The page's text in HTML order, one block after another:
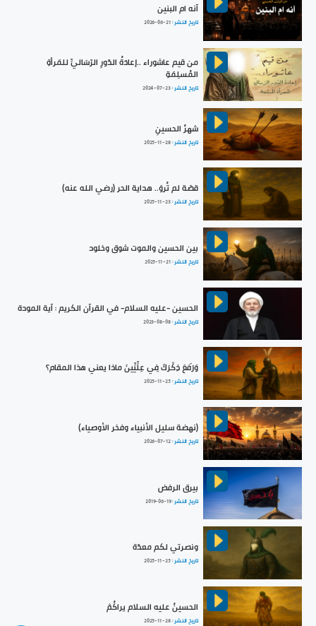
آنه ام البنين
تاريخ النشر :2026-06-21
من قيم عاشوراء ..إعادَةُ الدّورِ الرّسَاليِّ للمَرأةِ
المُسلِمَةِ
تاريخ النشر :2024-07-23
شهرُ الحسينِ
تاريخ النشر :2025-11-28
قصّة لم تُروَ.. هداية الحر (رضي الله عنه)
تاريخ النشر :2025-11-23
بين الحسين والموت شوق وخلود
تاريخ النشر :2025-11-21
الحسين -عليه السلام- في القرآن الكريم : آية المودة
تاريخ النشر :2023-08-08
وَرَفَعَ ذِكْرَكَ فِي عِلِّيِّينَ ماذا يعني هذا المقام؟
تاريخ النشر :2025-11-25
(نهضة سليل الأنبياء وفخر الأوصياء)
تاريخ النشر :2026-07-12
بيرق الرفض
تاريخ النشر :2019-06-19
ونصرتي لكم معدّة
تاريخ النشر :2025-11-25
الحسينُ عليه السلام يراكُمْ
تاريخ النشر :2025-11-28